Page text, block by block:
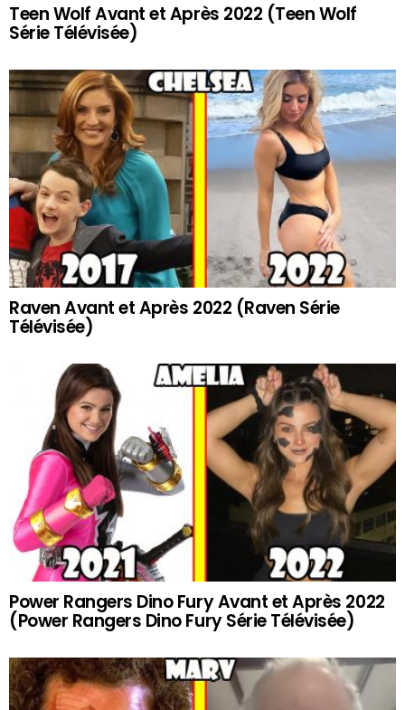
Teen Wolf Avant et Après 2022 (Teen Wolf
Série Télévisée)
Raven Avant et Après 2022 (Raven Série
Télévisée)
Power Rangers Dino Fury Avant et Après 2022
(Power Rangers Dino Fury Série Télévisée)